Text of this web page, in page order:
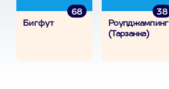
68
Бигфут
38
Роупджампинг
(Тарзанка)